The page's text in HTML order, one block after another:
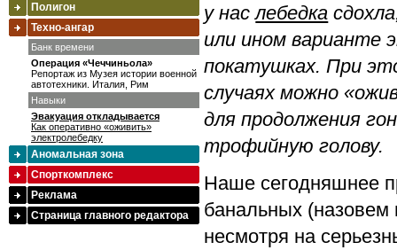
у наслебедка
или ином варианте
покатушках. При
случаях можно
для продолжения
трофийную голову.
Наше сегодняшнее
банальных
несмотря на
Полигон
Техно-ангар
Банк времени
Операция «Чеччиньола»
Репортаж из Музея истории военной
автотехники. Италия, Рим
Навыки
Эвакуация откладывается
Как оперативно «оживить»
электролебедку
Аномальная зона
Спорткомплекс
Реклама
Страница главного редактора